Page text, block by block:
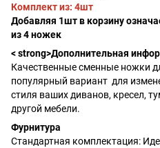
Комплект из: 4шт
Добавляя 1шт в корзину
из 4 ножек
< strong>Дополнительная
Качественные сменные ножки
популярный вариант для
стиля ваших диванов, кресел,
другой мебели.
Фурнитура
Стандартная комплектация: